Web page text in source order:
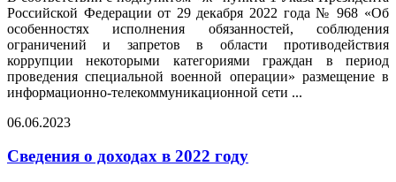
Российской Федерации от 29 декабря 2022 года № 968 «Об
особенностях исполнения обязанностей, соблюдения
ограничений и запретов в области противодействия
коррупции некоторыми категориями граждан в период
проведения специальной военной операции» размещение в
информационно-телекоммуникационной сети ...
06.06.2023
Сведения о доходах в 2022 году